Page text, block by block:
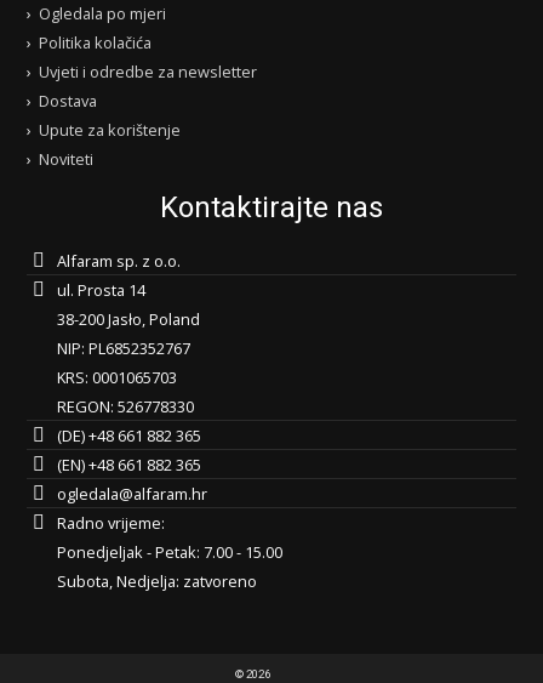
Ogledala po mjeri
Politika kolačića
Uvjeti i odredbe za newsletter
Dostava
Upute za korištenje
Noviteti
Kontaktirajte nas
Alfaram sp. z o.o.
ul. Prosta 14
38-200 Jasło, Poland
NIP: PL6852352767
KRS: 0001065703
REGON: 526778330
(DE) +48 661 882 365
(EN) +48 661 882 365
ogledala@alfaram.hr
Radno vrijeme:
Ponedjeljak - Petak: 7.00 - 15.00
Subota, Nedjelja: zatvoreno
© 2026